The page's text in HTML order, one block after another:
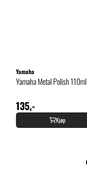
Yamaha
Yamaha Metal Polish 110ml
135,-
Kjøp